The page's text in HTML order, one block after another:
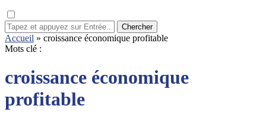
Chercher
Accueil » croissance économique profitable
Mots clé :
croissance économique
profitable